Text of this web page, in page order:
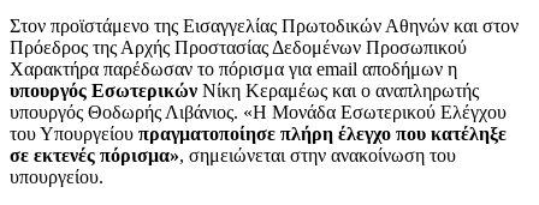
Στον προϊστάμενο της Εισαγγελίας Πρωτοδικών Αθηνών και στον
Πρόεδρος της Αρχής Προστασίας Δεδομένων Προσωπικού
Χαρακτήρα παρέδωσαν το πόρισμα για email αποδήμων η
υπουργός Εσωτερικών Νίκη Κεραμέως και ο αναπληρωτής
υπουργός Θοδωρής Λιβάνιος. «Η Μονάδα Εσωτερικού Ελέγχου
του Υπουργείου πραγματοποίησε πλήρη έλεγχο που κατέληξε
σε εκτενές πόρισμα», σημειώνεται στην ανακοίνωση του
υπουργείου.